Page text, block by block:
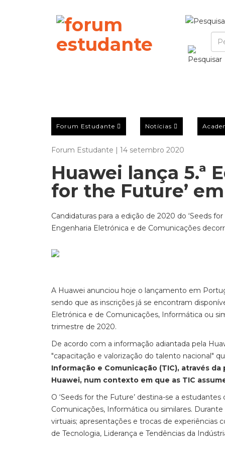
Forum Estudante Notícias
Forum Estudante | 14 setembro 2020
Huawei lança 5.ª
for the Future’
Candidaturas para a edição de 2020 do ‘Seeds
Engenharia Eletrónica e de Comunicações
A Huawei anunciou hoje o lançamento em
sendo que as inscrições já se encontram
Eletrónica e de Comunicações, Informática ou
trimestre de 2020.
De acordo com a informação adiantada pela
"capacitação e valorização do talento nacional"
Informação e Comunicação (TIC), através
Huawei, num contexto em que as TIC
O ‘Seeds for the Future’ destina-se a
Comunicações, Informática ou similares.
virtuais; apresentações e trocas de experiências
de Tecnologia, Liderança e Tendências da